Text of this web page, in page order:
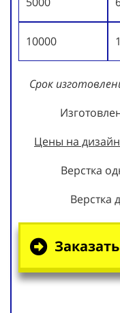
10000
Срок
Цены на
Верстка
Верстка